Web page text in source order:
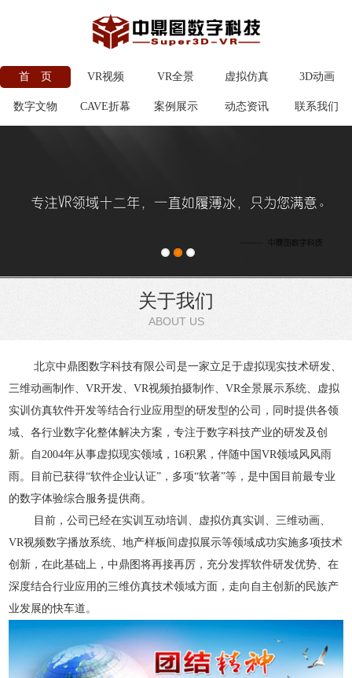
首 页 VR视频 VR全景 虚拟仿真 3D动画
数字文物 CAVE折幕 案例展示 动态资讯 联系我们
关于我们
ABOUT US
北京中鼎图数字科技有限公司是一家立足于虚拟现实技术研发、
三维动画制作、VR开发、VR视频拍摄制作 、VR全景展示系统、虚拟
实训仿真软件开发等结合行业应用型的研发型的公司，同时提供各领
域、各行业数字化整体解决方案，专注于数字科技产业的研发及创
新。
自2004年从事虚拟现实领域 ，16积累，伴随中国VR领域风风雨
雨。目前已获得“软件企业认证”， 多项“软著”等，是中国目前最专业
的数字体验综合服务提供商。
目前，公司已经在实训互动培训、虚拟仿真实训、三维动画、
VR视频数字播放系统、地产样板间虚拟展示等领域成功实施多项技术
创新，在此基础上，中鼎图将再接再厉，充分发挥软件研发优势、在
深度结合行业应用的三维仿真技术领域方面，走向自主创新的民族产
业发展的快车道。